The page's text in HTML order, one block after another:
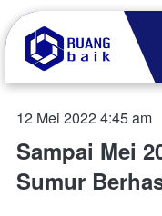
12 Mei 2022 4:45 am
Sampai Mei
Sumur